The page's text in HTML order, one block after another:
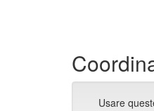
Usare